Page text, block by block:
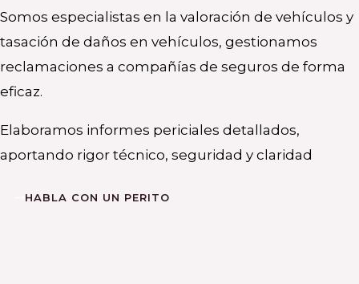
Somos especialistas en la valoración de vehículos y
tasación de daños en vehículos, gestionamos
reclamaciones a compañías de seguros de forma
eficaz.
Elaboramos informes periciales detallados,
aportando rigor técnico, seguridad y claridad
HABLA CON UN PERITO